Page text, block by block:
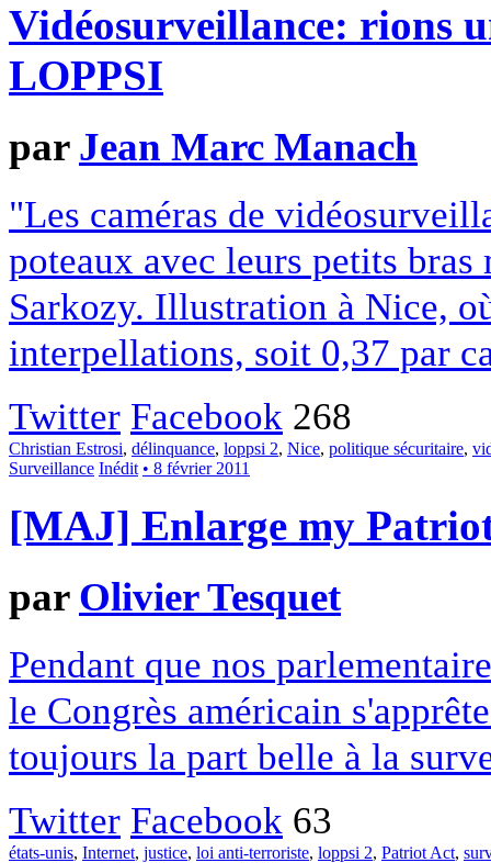
Vidéosurveillance: rions
LOPPSI
par Jean Marc Manach
"Les caméras de
poteaux avec leurs petits
Sarkozy. Illustration à Nice,
interpellations, soit 0,37 par
Twitter Facebook 268
Christian Estrosi, délinquance, loppsi 2, Nice, politique sécuritaire,
Surveillance Inédit • 8 février 2011
[MAJ] Enlarge my
par Olivier Tesquet
Pendant que nos
le Congrès américain
toujours la part belle à la
Twitter Facebook 63
états-unis, Internet, justice, loi anti-terroriste, loppsi 2, Patriot Act,